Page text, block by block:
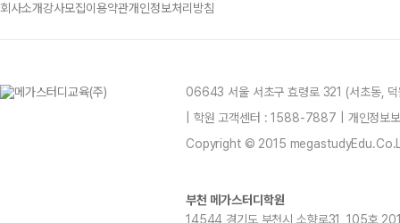
회사소개강사모집이용약관개인정보처리방침
06643 서울 서초구 효령로 321 (서초동,
| 학원 고객센터 : 1588-7887 | 개인정보
Copyright © 2015
부천 메가스터디학원
14544 경기도 부천시 소향로31, 105호